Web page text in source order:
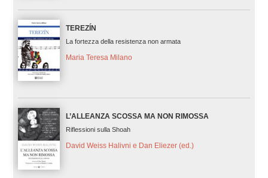
TEREZÍN
La fortezza della resistenza non armata
Maria Teresa Milano
L’ALLEANZA SCOSSA MA NON RIMOSSA
Riflessioni sulla Shoah
David Weiss Halivni e Dan Eliezer (ed.)